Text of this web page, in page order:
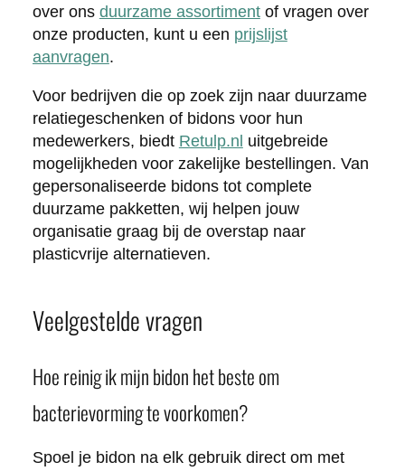
over ons duurzame assortimentof vragen over
onze producten, kunt u een prijslijst
aanvragen.
Voor bedrijven die op zoek zijn naar duurzame
relatiegeschenken of bidons voor hun
medewerkers, biedt Retulp.nl uitgebreide
mogelijkheden voor zakelijke bestellingen. Van
gepersonaliseerde bidons tot complete
duurzame pakketten, wij helpen jouw
organisatie graag bij de overstap naar
plasticvrije alternatieven.
Veelgestelde vragen
Hoe reinig ik mijn bidon het beste om
bacterievorming te voorkomen?
Spoel je bidon na elk gebruik direct om met